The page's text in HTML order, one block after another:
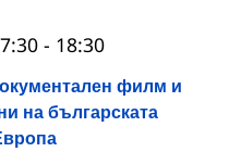
филм и
на българската
- 18:30